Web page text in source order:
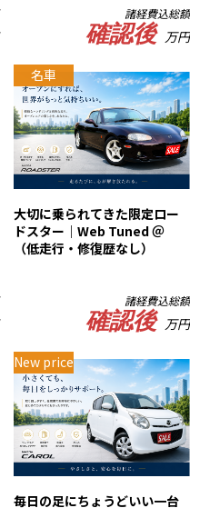
諸経費込総額
確認後 万円
名車
大切に乗られてきた限定ロー
ドスター｜Web Tuned ＠
（低走行・修復歴なし）
諸経費込総額
確認後 万円
New price
毎日の足にちょうどいい一台